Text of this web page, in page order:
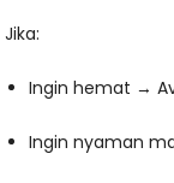
Jika:
Ingin hemat →
Ingin nyaman